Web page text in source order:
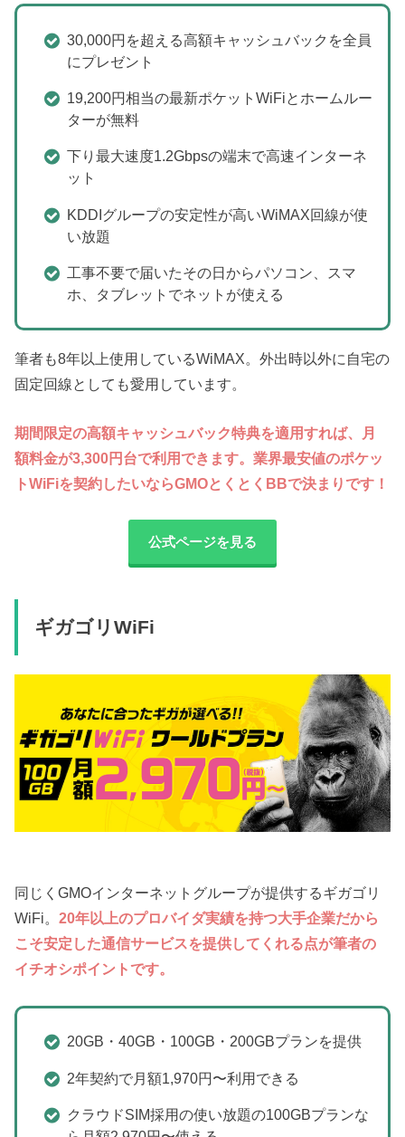
30,000円を超える高額キャッシュバックを全員
にプレゼント
19,200円相当の最新ポケットWiFiとホームルー
ターが無料
下り最大速度1.2Gbpsの端末で高速インターネ
ット
KDDIグループの安定性が高いWiMAX回線が使
い放題
工事不要で届いたその日からパソコン、スマ
ホ、タブレットでネットが使える
筆者も8年以上使用しているWiMAX。外出時以外に自宅の
固定回線としても愛用しています。
期間限定の高額キャッシュバック特典を適用すれば、月
額料金が3,300円台で利用できます。業界最安値のポケッ
トWiFiを契約したいならGMOとくとくBBで決まりです！
公式ページを見る
ギガゴリWiFi
同じくGMOインターネットグループが提供するギガゴリ
WiFi。20年以上のプロバイダ実績を持つ大手企業だから
こそ安定した通信サービスを提供してくれる点が筆者の
イチオシポイントです。
20GB・40GB・100GB・200GBプランを提供
2年契約で月額1,970円〜利用できる
クラウドSIM採用の使い放題の100GBプランな